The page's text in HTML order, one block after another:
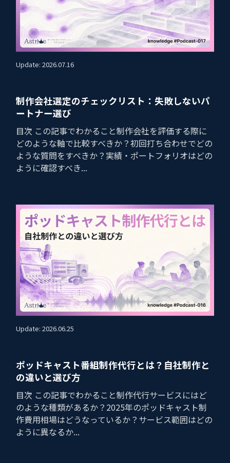
Update: 2026.07.16
制作会社選定のチェックリスト：失敗しないパ
ートナー選び
目次 この記事でわかること制作会社を評価する際に
どのような軸で比較すべきか？初回打ち合わせでどの
ような質問をすべきか？実績・ポートフォリオはどの
ように確認すべき...
Update: 2026.06.25
ポッドキャスト番組制作代行とは？自社制作と
の違いと選び方
目次 この記事でわかること制作代行サービスにはど
のような種類があるか？2025年のポッドキャスト制
作費用相場はどうなっているか？サービス範囲はどの
ように異なるか...